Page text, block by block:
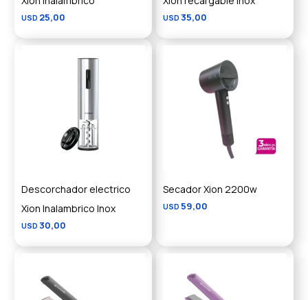
USD 25,00 USD 35,00
Descorchador electrico
Xion Inalambrico Inox
USD 30,00
Secador Xion 2200w
USD 59,00